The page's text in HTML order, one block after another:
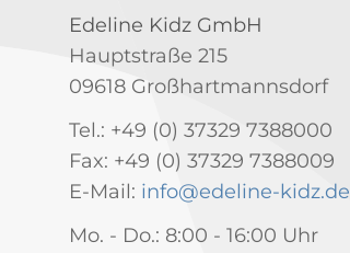
Edeline Kidz GmbH
Hauptstraße 215
09618 Großhartmannsdorf
Tel.: +49 (0) 37329 7388000
Fax: +49 (0) 37329 7388009
E-Mail: info@edeline-kidz.de
Mo. - Do.: 8:00 - 16:00 Uhr